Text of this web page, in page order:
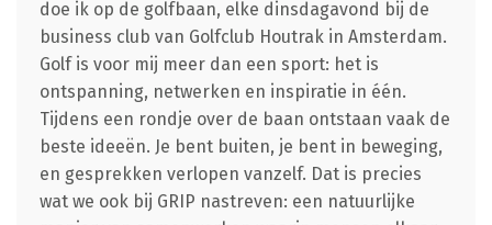
doe ik op de golfbaan, elke dinsdagavond bij de
business club van Golfclub Houtrak in Amsterdam.
Golf is voor mij meer dan een sport: het is
ontspanning, netwerken en inspiratie in één.
Tijdens een rondje over de baan ontstaan vaak de
beste ideeën. Je bent buiten, je bent in beweging,
en gesprekken verlopen vanzelf. Dat is precies
wat we ook bij GRIP nastreven: een natuurlijke